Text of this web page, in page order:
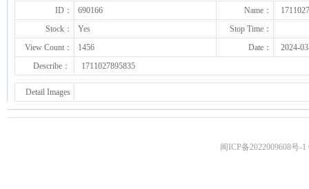
ID： 690166 Name：
Stock：
Yes
Stop Time：
View Count：
1456 Date：
2024-
Describe：
1711027895835
Detail Images
闽ICP备2022009608号-1